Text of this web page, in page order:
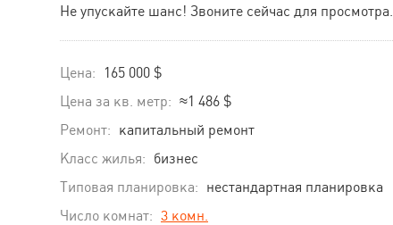
Не упускайте шанс! Звоните сейчас для просмотра.
Цена:
165 000 $
Цена за кв. метр: ≈1 486 $
Ремонт: капитальный ремонт
Класс жилья: бизнес
Типовая планировка: нестандартная планировка
Число комнат: 3 комн.